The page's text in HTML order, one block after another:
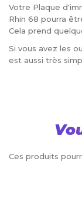
Votre Plaque
Rhin 68 pourra
Cela prend
Si vous avez les
est aussi très
Ces produits